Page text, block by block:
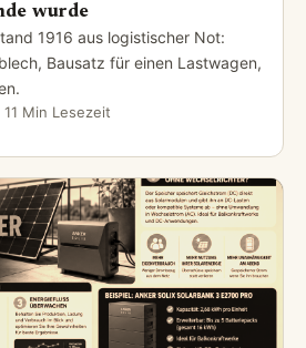
wurde
1916 aus logistischer Not:
Bausatz für einen Lastwagen,
11 Min Lesezeit